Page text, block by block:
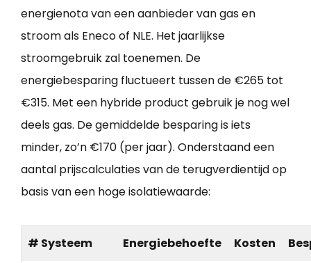
energienota van een aanbieder van gas en
stroom als Eneco of NLE. Het jaarlijkse
stroomgebruik zal toenemen. De
energiebesparing fluctueert tussen de €265 tot
€315. Met een hybride product gebruik je nog wel
deels gas. De gemiddelde besparing is iets
minder, zo’n €170 (per jaar). Onderstaand een
aantal prijscalculaties van de terugverdientijd op
basis van een hoge isolatiewaarde:
# Systeem Energiebehoefte Kosten